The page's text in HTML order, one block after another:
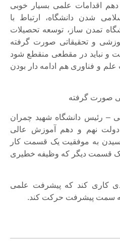
اقدامات علمی بسیار خوبی
شدن دانشگاه، ارتباط با
تمدن ساز، توسعه تحصیلات
و تحقیقاتی صورت گرفته
و نباید در مقطعی منقطع شود
علم و فناوری هم ادامه دار بودن
صورت گرفته
– رئیس دانشگاه شهید چمران
دولت نهم و دهم آموزش عالی
به موفقیت یک قسمت کار
قسمت دیگر که وظیفه خطیری
کاری کند که پیشرفت علمی
به سمت پیشرفت حرکت کند.